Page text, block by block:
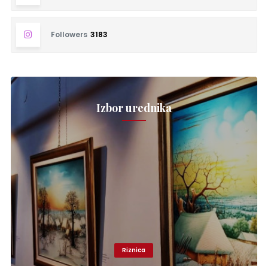
Followers 3183
Izbor urednika
Riznica